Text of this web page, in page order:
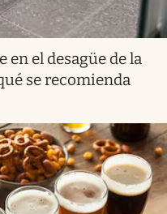
en el desagüe de la
se recomienda